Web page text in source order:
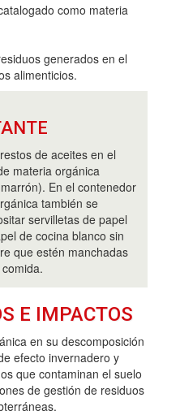
como materia
generados en el
alimenticios.
de aceites en el
materia orgánica
En el contenedor
también se
servilletas de papel
de cocina blanco sin
que estén manchadas
E IMPACTOS
en su descomposición
efecto invernadero y
que contaminan el suelo
de gestión de residuos